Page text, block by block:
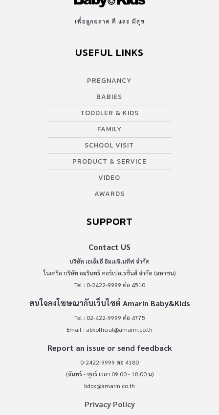
เพื่อลูกฉลาด ดี และ มีสุข
USEFUL LINKS
PREGNANCY
BABIES
TODDLER & KIDS
FAMILY
SCHOOL VISIT
PRODUCT & SERVICE
VIDEO
AWARDS
SUPPORT
Contact US
บริษัท เอเอ็มอี อิมเมจิเนทีฟ จำกัด
ในเครือ บริษัท อมรินทร์ คอร์เปอเรชั่นส์ จำกัด (มหาชน)
Tel : 0-2422-9999 ต่อ 4510
สนใจลงโฆษณากับเว็บไซต์ Amarin Baby&Kids
Tel : 02-422-9999 ต่อ 4775
Email : abkofficial@amarin.co.th
Report an issue or send feedback
0-2422-9999 ต่อ 4180
(จันทร์ - ศุกร์ เวลา 09.00 - 18.00 น)
bdcx@amarin.co.th
Privacy Policy